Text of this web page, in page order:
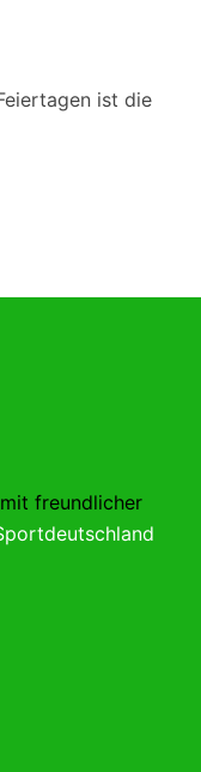
ist die
freundlicher